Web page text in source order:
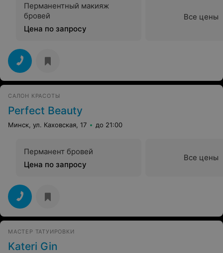
Перманентный макияж
бровей
Цена по запросу
Все цены
САЛОН КРАСОТЫ
Perfect Beauty
Минск, ул. Каховская, 17 до 21:00
Перманент бровей
Цена по запросу
Все цены
МАСТЕР ТАТУИРОВКИ
Kateri Gin